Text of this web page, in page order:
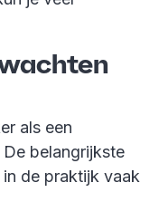
als een
belangrijkste
de praktijk vaak